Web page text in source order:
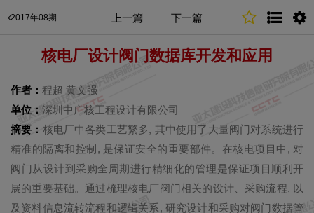
2017年08期 上一篇 下一篇
核电厂设计阀门数据库开发和应用
作者： 程超 黄文强
单位： 深圳中广核工程设计有限公司
摘要： 核电厂中各类工艺繁多, 其中使用了大量阀门对系统进行
精准的隔离和控制, 是保证安全的重要部件。在核电项目中, 对
阀门从设计到采购全周期进行精细化的管理是保证项目顺利开
展的重要基础。通过梳理核电厂阀门相关的设计、采购流程, 以
及资料信息流转流程和逻辑关系, 研究设计和采购对阀门数据管